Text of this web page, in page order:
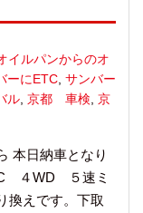
ルパンからのオ
ーにETC, サンバー
ル, 京都 車検, 京
本日納車となり
４WD ５速ミ
換えです。下取